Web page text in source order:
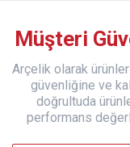
Müşteri
Arçelik olarak
güvenliğine ve
doğrultuda
performans